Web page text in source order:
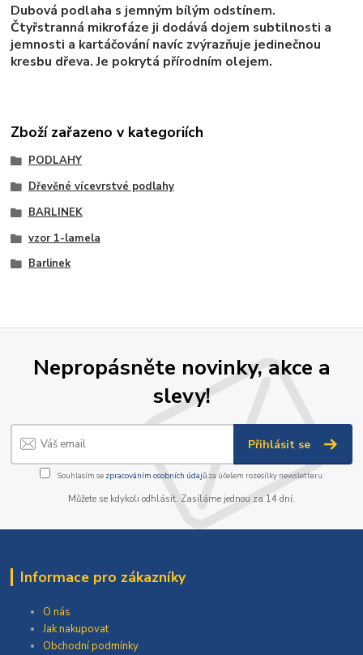
Dubová podlaha s jemným bílým odstínem.
Čtyřstranná mikrofáze ji dodává dojem subtilnosti a
jemnosti a kartáčování navíc zvýrazňuje jedinečnou
kresbu dřeva. Je pokrytá přírodním olejem.
Zboží zařazeno v kategoriích
PODLAHY
Dřevěné vícevrstvé podlahy
BARLINEK
vzor 1-lamela
Barlinek
Nepropásněte novinky, akce a
slevy!
Přihlásit se
Souhlasím se zpracováním osobních údajůza účelem rozesílky newsletteru.
Můžete se kdykoli odhlásit. Zasíláme jednou za 14 dní.
Informace pro zákazníky
O nás
Jak nakupovat
Obchodní podmínky